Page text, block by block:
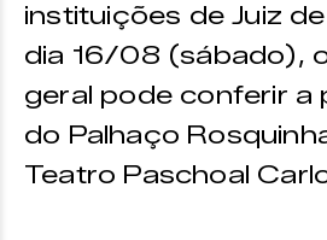
instituições de Juiz
dia 16/08 (sábado),
geral pode conferir a
do Palhaço
Teatro Paschoal